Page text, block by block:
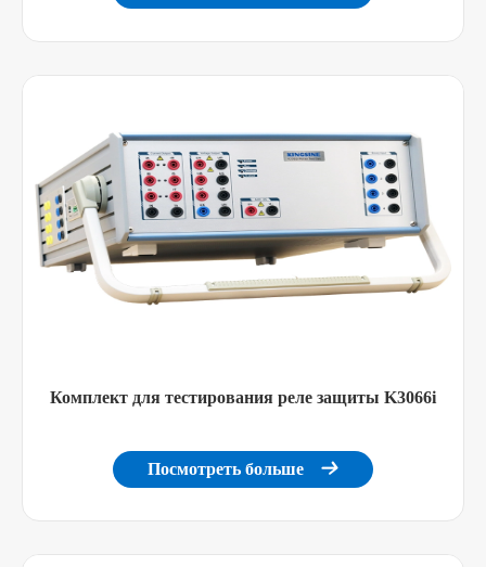
Комплект для тестирования реле защиты K3066i
Посмотреть больше 